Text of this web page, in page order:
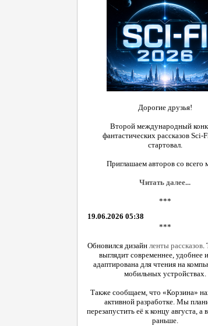
Дорогие друзья!
Второй международный
фантастических рассказов Sci-
стартовал.
Приглашаем авторов со всего
Читать далее...
***
19.06.2026 05:38
***
Обновился дизайн ленты рассказов.
выглядит современнее, удобнее
адаптирована для чтения на
мобильных устройствах.
Также сообщаем, что «Корзина»
активной разработке. Мы
перезапустить её к концу августа, а
раньше.